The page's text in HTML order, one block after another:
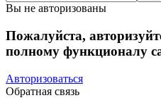
Вы не авторизованы
Пожалуйста,
полному функционалу
Авторизоваться
Обратная связь